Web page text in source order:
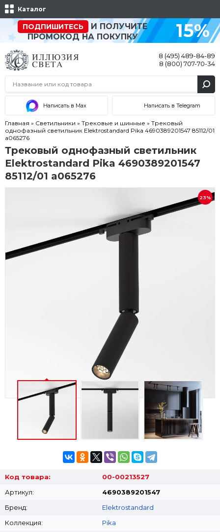
Каталог
ПОДПИШИТЕСЬ
И ПОЛУЧИТЕ
ПРОМОКОД НА ПОКУПКУ
15%
8 (495) 489-84-89
8 (800) 707-70-34
Написать в Max Написать в Telegram
Главная » Светильники » Трековые и шинные » Трековый
однофазный светильник Elektrostandard Pika 4690389201547 85112/01
a065276
Трековый однофазный светильник
Elektrostandard Pika 4690389201547
85112/01 a065276
23%
Код товара:
00-00213527
Артикул:
4690389201547
Бренд:
Elektrostandard
Коллекция:
Pika